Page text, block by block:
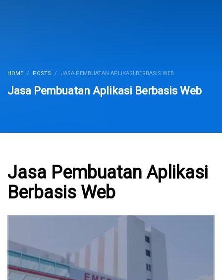
HOME POSTS JASA PEMBUATAN APLIKASI BERBASIS WEB
Jasa Pembuatan Aplikasi Berbasis Web
Jasa Pembuatan Aplikasi
Berbasis Web